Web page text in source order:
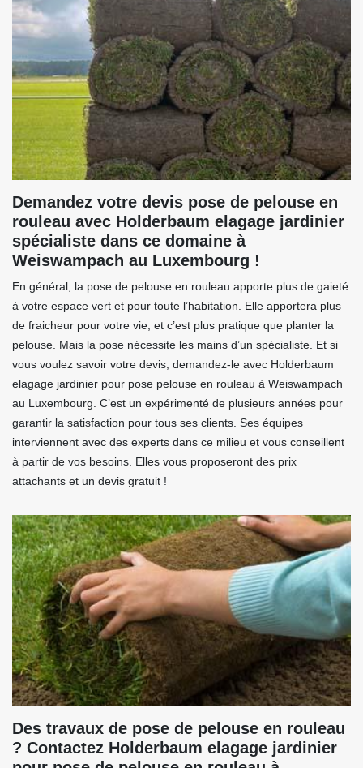
Demandez votre devis pose de pelouse en
rouleau avec Holderbaum elagage jardinier
spécialiste dans ce domaine à
Weiswampach au Luxembourg !
En général, la pose de pelouse en rouleau apporte plus de gaieté
à votre espace vert et pour toute l’habitation. Elle apportera plus
de fraicheur pour votre vie, et c’est plus pratique que planter la
pelouse. Mais la pose nécessite les mains d’un spécialiste. Et si
vous voulez savoir votre devis, demandez-le avec Holderbaum
elagage jardinier pour pose pelouse en rouleau à Weiswampach
au Luxembourg. C’est un expérimenté de plusieurs années pour
garantir la satisfaction pour tous ses clients. Ses équipes
interviennent avec des experts dans ce milieu et vous conseillent
à partir de vos besoins. Elles vous proposeront des prix
attachants et un devis gratuit !
Des travaux de pose de pelouse en rouleau
? Contactez Holderbaum elagage jardinier